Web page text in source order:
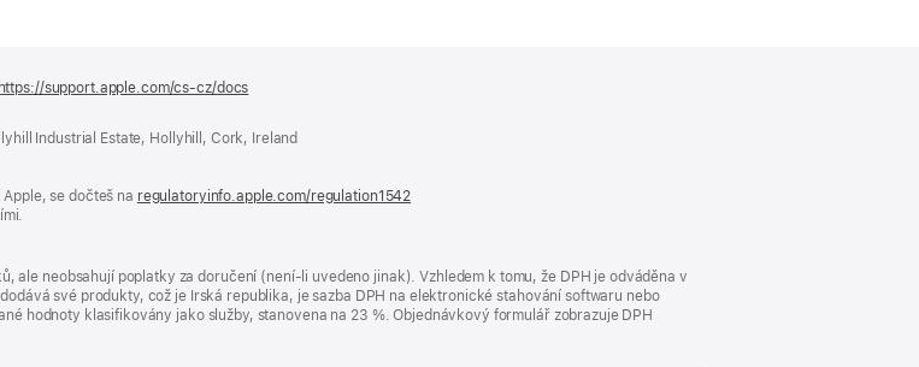
https://support.apple.com/cs-cz/docs
okně)
Industrial Estate, Hollyhill, Cork, Ireland
se dočteš na regulatoryinfo.apple.com/regulation1542
ale neobsahují poplatky za doručení (není-li uvedeno jinak). Vzhledem k tomu, že DPH je odváděna v
své produkty, což je Irská republika, je sazba DPH na elektronické stahování softwaru nebo
hodnoty klasifikovány jako služby, stanovena na 23 %. Objednávkový formulář zobrazuje DPH